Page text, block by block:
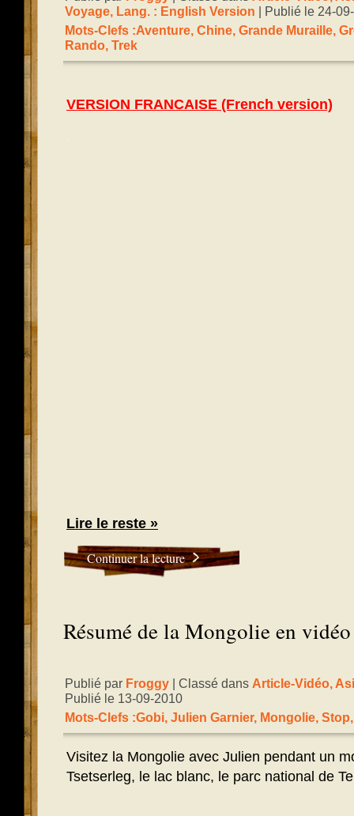
Voyage, Lang. : English Version | Publié le 24-
Mots-Clefs :Aventure, Chine, Grande Muraille,
Rando, Trek
VERSION FRANCAISE (French version)
.
Lire le reste »
Continuer la lecture
Résumé de la Mongolie en vidéo
Publié par Froggy | Classé dans Article-Vidéo,
Publié le 13-09-2010
Mots-Clefs :Gobi, Julien Garnier, Mongolie, Stop
Visitez la Mongolie avec Julien pendant un
Tsetserleg, le lac blanc, le parc national de